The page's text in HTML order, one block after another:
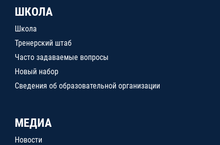
ШКОЛА
Школа
Тренерский штаб
Часто задаваемые вопросы
Новый набор
Сведения об образовательной организации
МЕДИА
Новости